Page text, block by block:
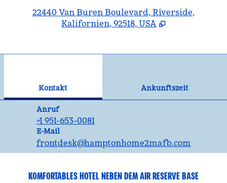
22440 Van Buren Boulevard, Riverside,
Kalifornien, 92518, USA
Kontakt
Ankunftszeit
Anruf
Telefon
+1 951-653-0081
E-Mail
Email
frontdesk@hamptonhome2mafb.com
KOMFORTABLES HOTEL NEBEN DEM AIR RESERVE BASE